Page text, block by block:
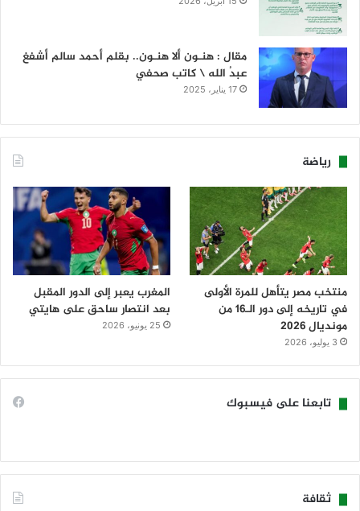
مقال : هنـون ألا هنـون.. بقلم أحمد سالم أشفغ
عبدُ الله \ كاتب صحفي
17 يناير، 2025
رياضة
منتخب مصر يتأهل للمرة الأولى
في تاريخه إلى دور الـ16 من
مونديال 2026
3 يوليو، 2026
المغرب يعبر إلى الدور المقبل
بعد انتصار ساحق على هايتي
25 يونيو، 2026
تابعنا على فيسبوك
ثقافة